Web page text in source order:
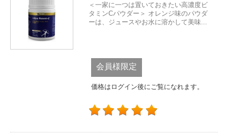
＜一家に一つは置いておきたい高濃度ビ
タミンCパウダー＞ オレンジ味のパウダ
ーは、ジュースやお水に溶かして美味...
会員様限定
価格はログイン後にご覧になれます。